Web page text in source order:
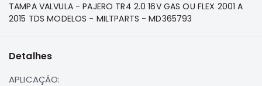
Suspensão
TAMPA VALVULA - PAJERO TR4 2.0 16V GAS OU FLEX 2001 A
2015 TDS MODELOS - MILTPARTS - MD365793
Detalhes
APLICAÇÃO: